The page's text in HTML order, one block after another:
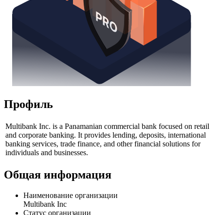
Профиль
and corporate banking. It provides lending, deposits, international
banking services, trade finance, and other financial solutions for
Общая информация